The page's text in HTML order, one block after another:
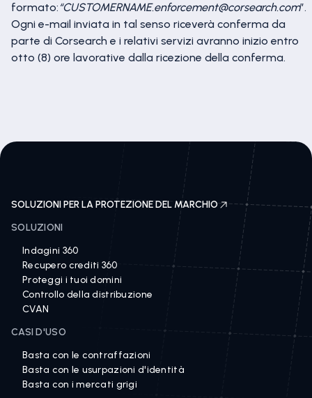
formato: “CUSTOMERNAME.enforcement@corsearch.com”.
Ogni e-mail inviata in tal senso riceverà conferma da
parte di Corsearch e i relativi servizi avranno inizio entro
otto (8) ore lavorative dalla ricezione della conferma.
SOLUZIONI PER LA PROTEZIONE DEL MARCHIO
SOLUZIONI
Indagini 360
Recupero crediti 360
Proteggi i tuoi domini
Controllo della distribuzione
CVAN
CASI D'USO
Basta con le contraffazioni
Basta con le usurpazioni d'identità
Basta con i mercati grigi